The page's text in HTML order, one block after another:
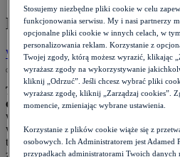
Dlaczego mam zimne
Wróć do listy Data:05.05.2024
Termoregulacja to jedna z
organizmu.Człowiek jest
wykształcenie pierwotnych
wahaniami temperatury, do których
tkanki tłuszczowej, czy wydzielanie
za metabolizm.
Stosujemy niezbędne pliki cookie w celu
funkcjonowania serwisu. My i nasi partnerzy
opcjonalne pliki cookie w innych celach, w
personalizowania reklam. Korzystanie z
Twojej zgody, którą możesz wyrazić, klikając
wyrażasz zgody na wykorzystywanie
kliknij „Odrzuć”. Jeśli chcesz wybrać pliki
wyrażasz zgodę, kliknij „Zarządzaj cookies”.
momencie, zmieniając wybrane ustawienia.
Korzystanie z plików cookie wiąże się z
osobowych. Ich Administratorem jest Adamed
przypadkach administratorami Twoich danych